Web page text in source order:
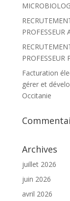
:
PROFESSEUR
PROFESSEUR
Facturation
gérer et
Occitanie
Archives
juillet 2026
juin 2026
avril 2026